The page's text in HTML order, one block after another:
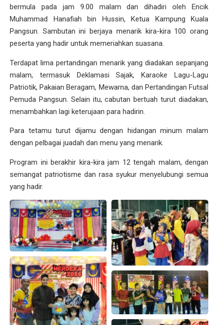
bermula pada jam 9.00 malam dan dihadiri oleh Encik
Muhammad Hanafiah bin Hussin, Ketua Kampung Kuala
Pangsun. Sambutan ini berjaya menarik kira-kira 100 orang
peserta yang hadir untuk memeriahkan suasana.
Terdapat lima pertandingan menarik yang diadakan sepanjang
malam, termasuk Deklamasi Sajak, Karaoke Lagu-Lagu
Patriotik, Pakaian Beragam, Mewarna, dan Pertandingan Futsal
Pemuda Pangsun. Selain itu, cabutan bertuah turut diadakan,
menambahkan lagi keterujaan para hadirin.
Para tetamu turut dijamu dengan hidangan minum malam
dengan pelbagai juadah dan menu yang menarik.
Program ini berakhir kira-kira jam 12 tengah malam, dengan
semangat patriotisme dan rasa syukur menyelubungi semua
yang hadir.